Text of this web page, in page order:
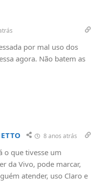
por mal uso dos
agora. Não batem as
8 anos atrás
o que tivesse um
da Vivo, pode marcar,
atender, uso Claro e